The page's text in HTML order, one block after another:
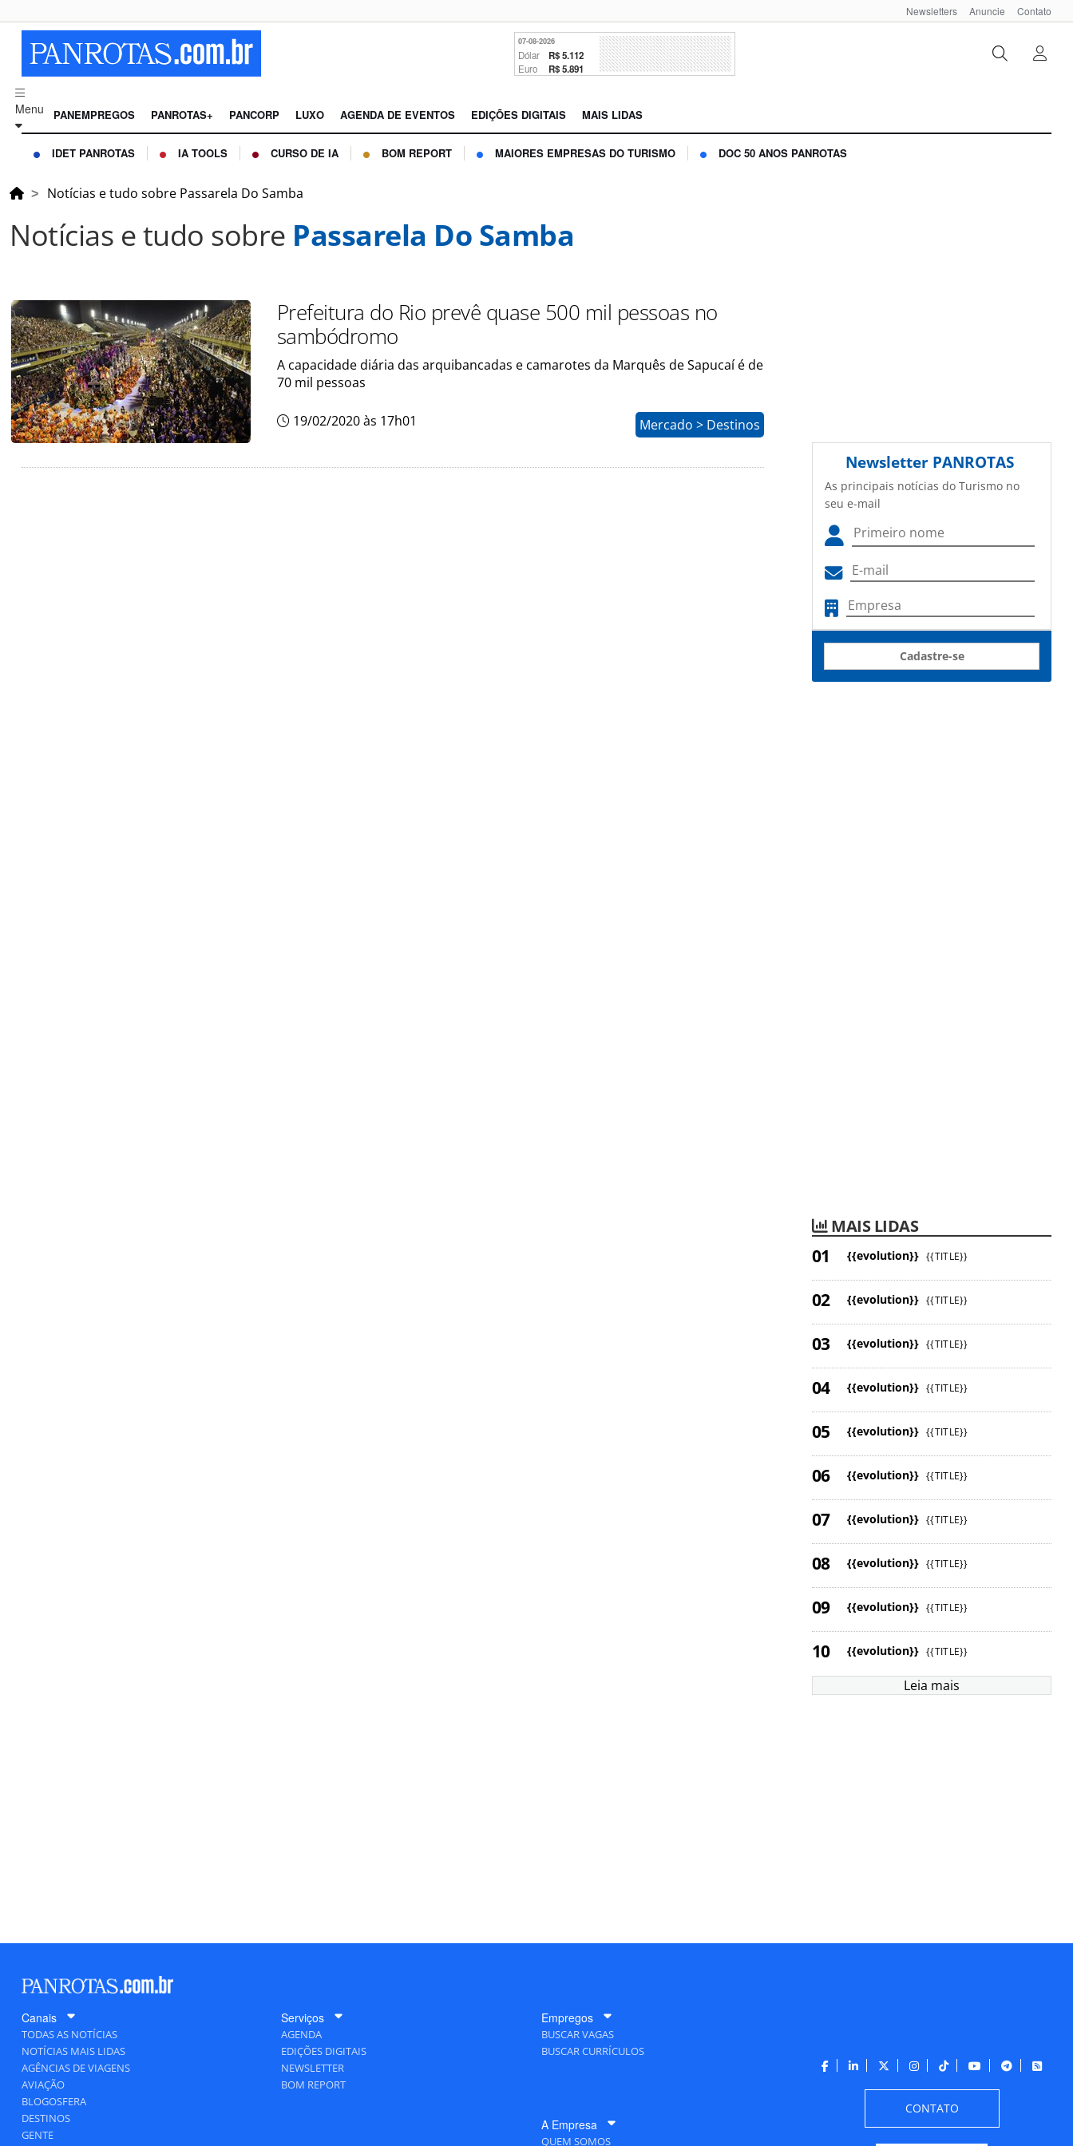
Newsletters Anuncie Contato
07-08-2026
Dólar R$ 5.112
Euro R$ 5.891
Menu PANEMPREGOS PANROTAS+ PANCORP LUXO AGENDA DE EVENTOS EDIÇÕES DIGITAIS MAIS LIDAS
IDET PANROTAS IA TOOLS CURSO DE IA BOM REPORT MAIORES EMPRESAS DO TURISMO DOC 50 ANOS PANROTAS
Notícias e tudo sobre Passarela Do Samba
Notícias e tudo sobre Passarela Do Samba
Prefeitura do Rio prevê quase 500 mil pessoas no
sambódromo
A capacidade diária das arquibancadas e camarotes da Marquês de Sapucaí é de
70 mil pessoas
19/02/2020 às 17h01 Mercado > Destinos
Newsletter PANROTAS
As principais notícias do Turismo no
seu e-mail
Cadastre-se
MAIS LIDAS
{{evolution}} {{TITLE}}
{{evolution}} {{TITLE}}
{{evolution}} {{TITLE}}
{{evolution}} {{TITLE}}
{{evolution}} {{TITLE}}
{{evolution}} {{TITLE}}
{{evolution}} {{TITLE}}
{{evolution}} {{TITLE}}
{{evolution}} {{TITLE}}
{{evolution}} {{TITLE}}
Leia mais
Canais
TODAS AS NOTÍCIAS
NOTÍCIAS MAIS LIDAS
AGÊNCIAS DE VIAGENS
AVIAÇÃO
BLOGOSFERA
DESTINOS
GENTE
Serviços
AGENDA
EDIÇÕES DIGITAIS
NEWSLETTER
BOM REPORT
Empregos
BUSCAR VAGAS
BUSCAR CURRÍCULOS
A Empresa
QUEM SOMOS
CONTATO